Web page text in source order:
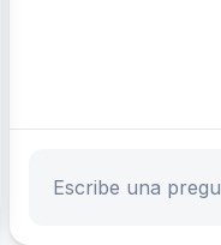
Escribe tu pregunta